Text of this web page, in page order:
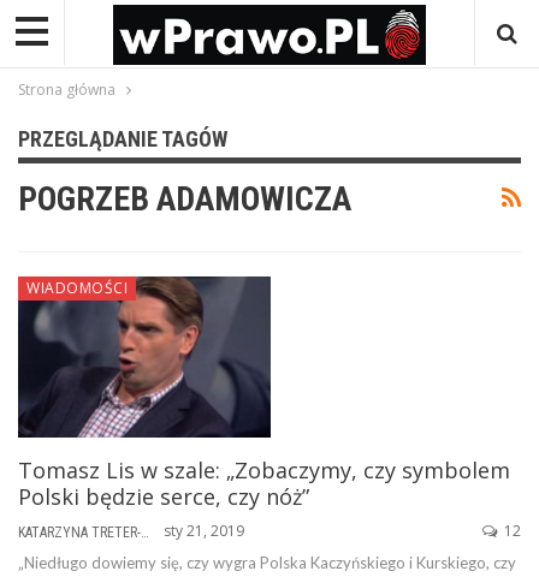
Strona główna
PRZEGLĄDANIE TAGÓW
POGRZEB ADAMOWICZA
WIADOMOŚCI
Tomasz Lis w szale: „Zobaczymy, czy symbolem
Polski będzie serce, czy nóż”
sty 21, 2019 12
„Niedługo dowiemy się, czy wygra Polska Kaczyńskiego i Kurskiego, czy